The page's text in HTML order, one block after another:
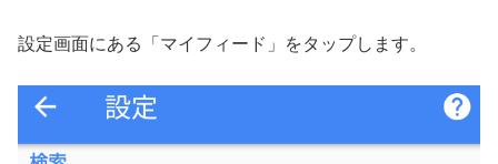
設定画面にある「マイフィード」をタップします。